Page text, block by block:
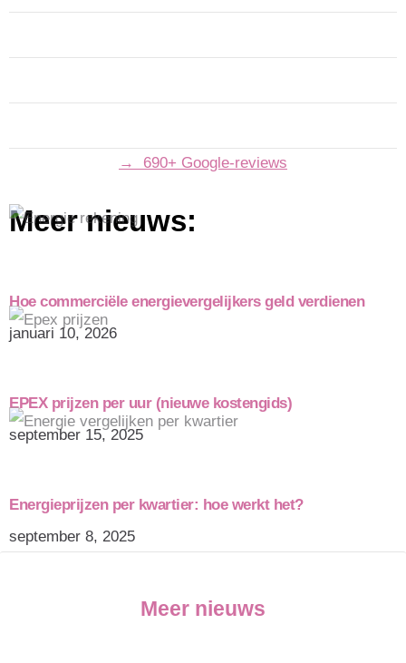
→ 690+ Google-reviews
Meer nieuws:
Hoe commerciële energievergelijkers geld verdienen
januari 10, 2026
EPEX prijzen per uur (nieuwe kostengids)
september 15, 2025
Energieprijzen per kwartier: hoe werkt het?
september 8, 2025
Meer nieuws